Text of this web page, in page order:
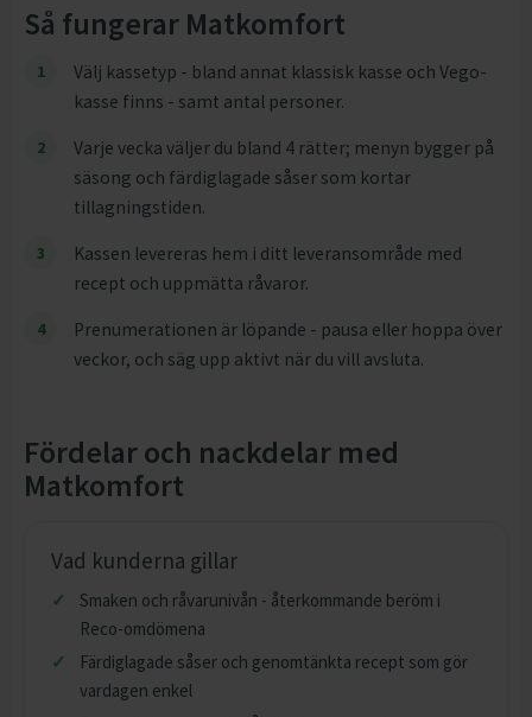
Så fungerar Matkomfort
Välj kassetyp - bland annat klassisk kasse och Vego-
kasse finns - samt antal personer.
Varje vecka väljer du bland 4 rätter; menyn bygger på
säsong och färdiglagade såser som kortar
tillagningstiden.
Kassen levereras hem i ditt leveransområde med
recept och uppmätta råvaror.
Prenumerationen är löpande - pausa eller hoppa över
veckor, och säg upp aktivt när du vill avsluta.
Fördelar och nackdelar med
Matkomfort
Vad kunderna gillar
Smaken och råvarunivån - återkommande beröm i
Reco-omdömena
Färdiglagade såser och genomtänkta recept som gör
vardagen enkel